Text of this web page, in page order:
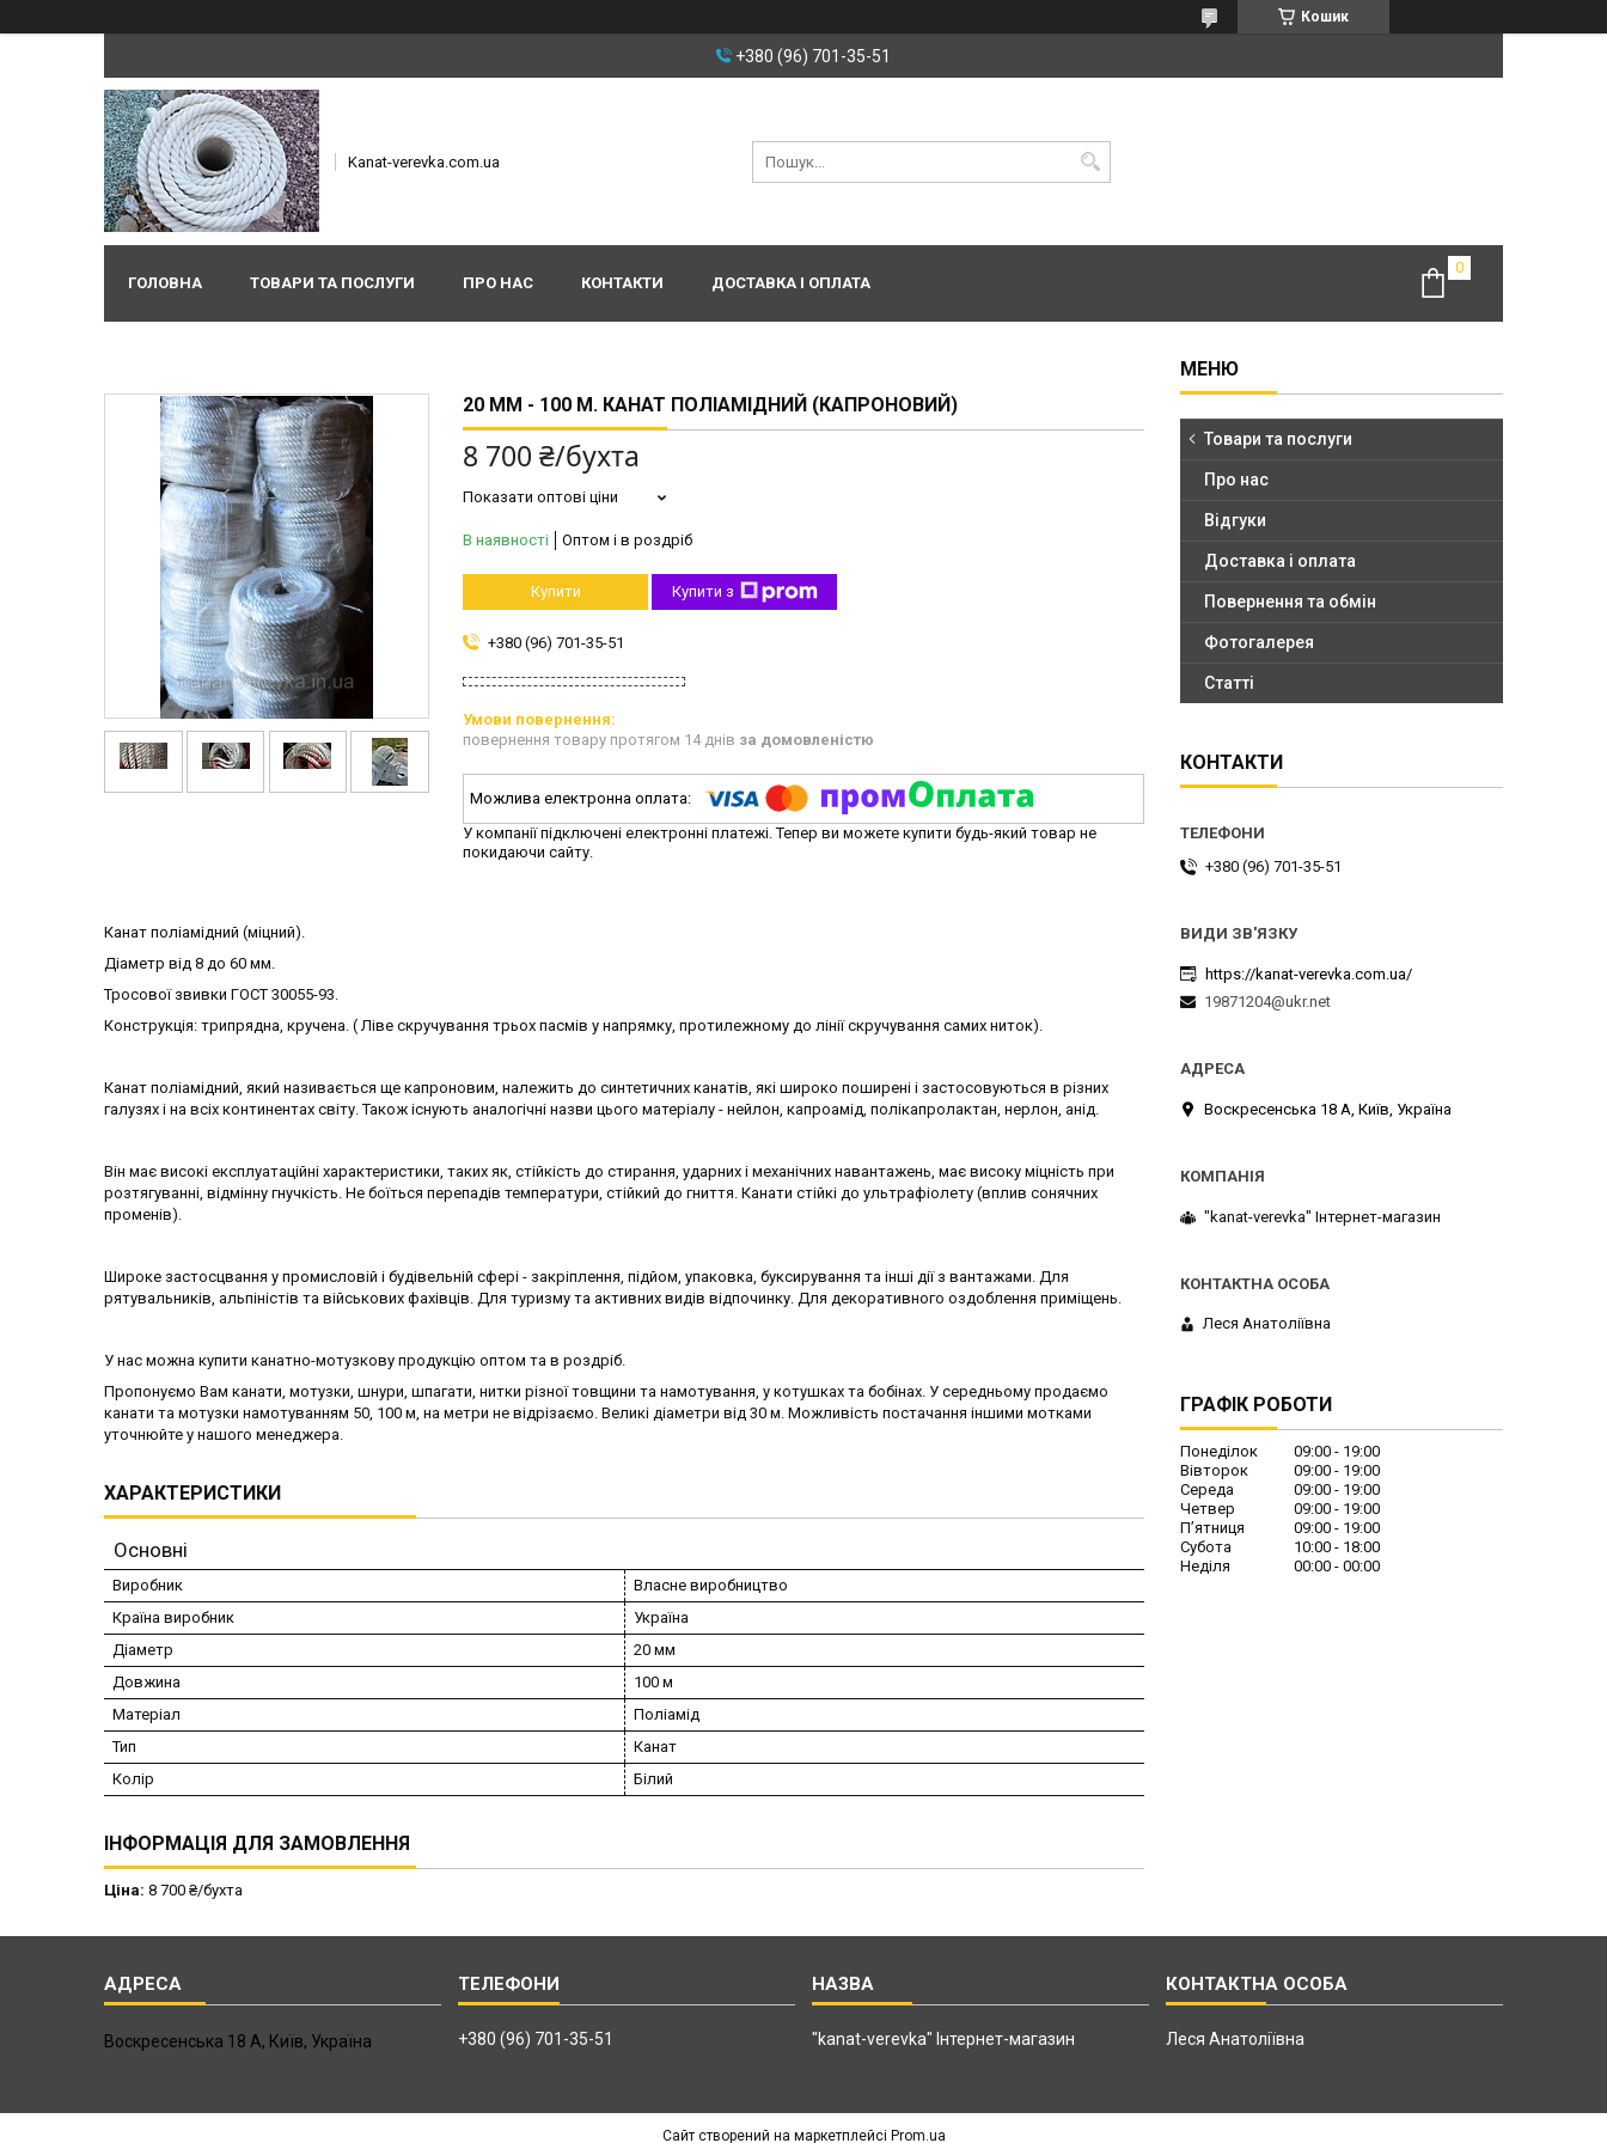
Кошик
+380 (96) 701-35-51
Kanat-verevka.com.ua
ГОЛОВНА ТОВАРИ ТА ПОСЛУГИ ПРО НАС КОНТАКТИ ДОСТАВКА І ОПЛАТА
20 ММ - 100 М. КАНАТ ПОЛІАМІДНИЙ (КАПРОНОВИЙ)
8 700 ₴/бухта
Показати оптові ціни
В наявності Оптом і в роздріб
Купити Купити з
+380 (96) 701-35-51
повернення товару протягом 14 днів за домовленістю
У компанії підключені електронні платежі. Тепер ви можете купити будь-який товар не
покидаючи сайту.
Канат поліамідний (міцний).
Діаметр від 8 до 60 мм.
Тросової звивки ГОСТ 30055-93.
Конструкція: трипрядна, кручена. ( Ліве скручування трьох пасмів у напрямку, протилежному до лінії скручування самих ниток).
Канат поліамідний, який називається ще капроновим, належить до синтетичних канатів, які широко поширені і застосовуються в різних
галузях і на всіх континентах світу. Також існують аналогічні назви цього матеріалу - нейлон, капроамід, полікапролактан, нерлон, анід.
Він має високі експлуатаційні характеристики, таких як, стійкість до стирання, ударних і механічних навантажень, має високу міцність при
розтягуванні, відмінну гнучкість. Не боїться перепадів температури, стійкий до гниття. Канати стійкі до ультрафіолету (вплив сонячних
променів).
Широке застосцвання у промисловій і будівельній сфері - закріплення, підйом, упаковка, буксирування та інші дії з вантажами. Для
рятувальників, альпіністів та військових фахівців. Для туризму та активних видів відпочинку. Для декоративного оздоблення приміщень.
У нас можна купити канатно-мотузкову продукцію оптом та в роздріб.
Пропонуємо Вам канати, мотузки, шнури, шпагати, нитки різної товщини та намотування, у котушках та бобінах. У середньому продаємо
канати та мотузки намотуванням 50, 100 м, на метри не відрізаємо. Великі діаметри від 30 м. Можливість постачання іншими мотками
уточнюйте у нашого менеджера.
ХАРАКТЕРИСТИКИ
Основні
Виробник
Власне виробництво
Країна виробник
Україна
Діаметр
20 мм
Довжина
100 м
Матеріал
Поліамід
Тип
Канат
Колір
Білий
ІНФОРМАЦІЯ ДЛЯ ЗАМОВЛЕННЯ
Ціна: 8 700 ₴/бухта
Товари та послуги
Про нас
Відгуки
Доставка і оплата
Повернення та обмін
Фотогалерея
Статті
КОНТАКТИ
+380 (96) 701-35-51
https://kanat-verevka.com.ua/
19871204@ukr.net
Воскресенська 18 А, Київ, Україна
"kanat-verevka" Інтернет-магазин
Леся Анатоліївна
ГРАФІК РОБОТИ
Понеділок 09:00
19:00
Вівторок
09:00
19:00
Середа
09:00
19:00
Четвер
09:00
19:00
Пʼятниця
09:00
19:00
Субота
10:00
18:00
Неділя
00:00 00:00
Воскресенська 18 А, Київ, Україна +380 (96) 701-35-51 "kanat-verevka" Інтернет-магазин Леся Анатоліївна
Сайт створений на маркетплейсі Prom.ua